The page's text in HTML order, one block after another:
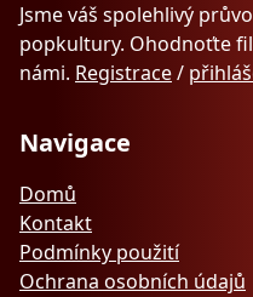
Jsme váš spolehlivý
popkultury. Ohodnoťte
námi. Registrace/
Navigace
Domů
Kontakt
Podmínky použití
Ochrana osobních údajů